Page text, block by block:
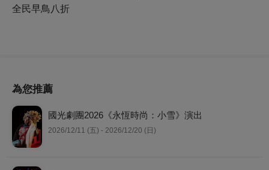
全民早鳥八折
為您推薦
國光劇團2026《永恆時尚：小雪》演出
2026/12/11 (五) - 2026/12/20 (日)